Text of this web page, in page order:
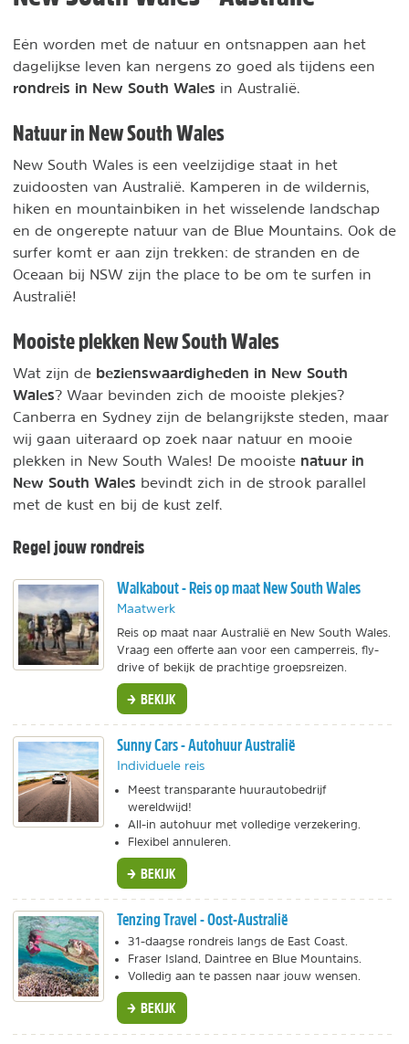
Eén worden met de natuur en ontsnappen aan het
dagelijkse leven kan nergens zo goed als tijdens een
rondreis in New South Wales in Australië.
Natuur in New South Wales
New South Wales is een veelzijdige staat in het
zuidoosten van Australië. Kamperen in de wildernis,
hiken en mountainbiken in het wisselende landschap
en de ongerepte natuur van de Blue Mountains. Ook de
surfer komt er aan zijn trekken: de stranden en de
Oceaan bij NSW zijn the place to be om te surfen in
Australië!
Mooiste plekken New South Wales
Wat zijn de bezienswaardigheden in New South
Wales? Waar bevinden zich de mooiste plekjes?
Canberra en Sydney zijn de belangrijkste steden, maar
wij gaan uiteraard op zoek naar natuur en mooie
plekken in New South Wales! De mooiste natuur in
New South Wales bevindt zich in de strook parallel
met de kust en bij de kust zelf.
Regel jouw rondreis
Walkabout - Reis op maat New South Wales
Maatwerk
Reis op maat naar Australië en New South Wales.
Vraag een offerte aan voor een camperreis, fly-
drive of bekijk de prachtige groepsreizen.
BEKIJK
Sunny Cars - Autohuur Australië
Individuele reis
Meest transparante huurautobedrijf
wereldwijd!
All-in autohuur met volledige verzekering.
Flexibel annuleren.
BEKIJK
Tenzing Travel - Oost-Australië
31-daagse rondreis langs de East Coast.
Fraser Island, Daintree en Blue Mountains.
Volledig aan te passen naar jouw wensen.
BEKIJK